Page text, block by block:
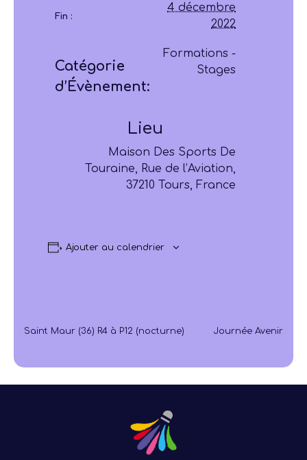
Fin :
4 décembre
2022
Catégorie
d’Évènement:
Formations -
Stages
Lieu
Maison Des Sports De
Touraine, Rue de l’Aviation,
37210 Tours, France
Ajouter au calendrier
Saint Maur (36) R4 à P12 (nocturne) Journée Avenir